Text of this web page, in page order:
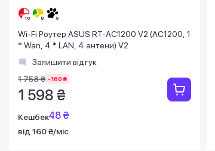
Wi-Fi Роутер ASUS RT-AC1200 V2 (AC1200, 1
* Wan, 4 * LAN, 4 антени) V2
Залишити відгук
1 758 ₴ -160 ₴
1 598 ₴
Кешбек48 ₴
від 160 ₴/міс